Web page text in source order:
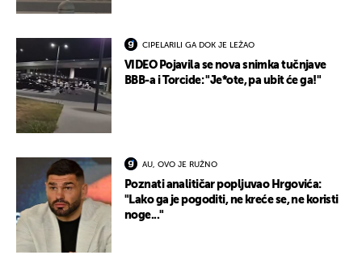
CIPELARILI GA DOK JE LEŽAO
VIDEO Pojavila se nova snimka tučnjave
BBB-a i Torcide: "Je*ote, pa ubit će ga!"
AU, OVO JE RUŽNO
Poznati analitičar popljuvao Hrgovića:
"Lako ga je pogoditi, ne kreće se, ne koristi
noge..."